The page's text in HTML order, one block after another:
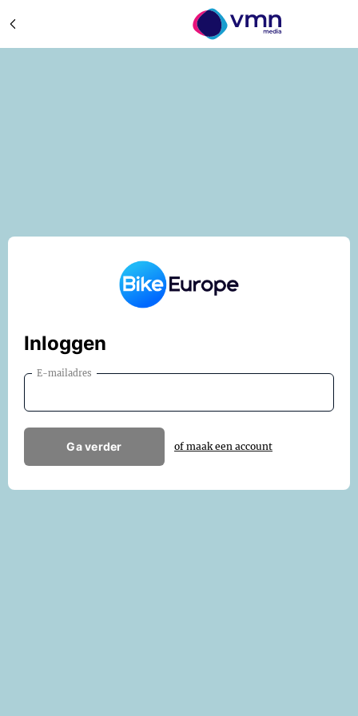
Inloggen
E-mailadres
Ga verder of maak een account